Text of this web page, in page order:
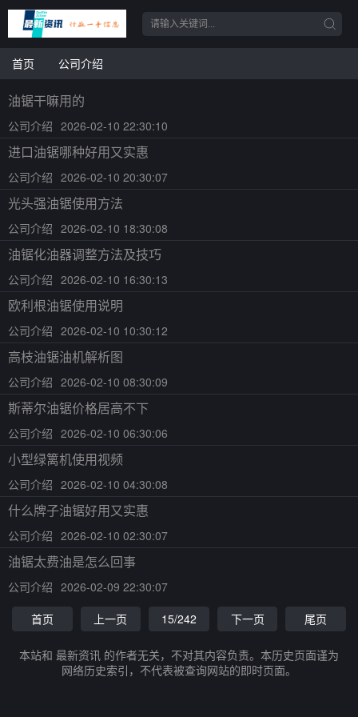
首页 公司介绍
油锯干嘛用的
公司介绍 2026-02-10 22:30:10
进口油锯哪种好用又实惠
公司介绍 2026-02-10 20:30:07
光头强油锯使用方法
公司介绍 2026-02-10 18:30:08
油锯化油器调整方法及技巧
公司介绍 2026-02-10 16:30:13
欧利根油锯使用说明
公司介绍 2026-02-10 10:30:12
高枝油锯油机解析图
公司介绍 2026-02-10 08:30:09
斯蒂尔油锯价格居高不下
公司介绍 2026-02-10 06:30:06
小型绿篱机使用视频
公司介绍 2026-02-10 04:30:08
什么牌子油锯好用又实惠
公司介绍 2026-02-10 02:30:07
油锯太费油是怎么回事
公司介绍 2026-02-09 22:30:07
首页
上一页 15/242 下一页 尾页
本站和 最新资讯 的作者无关，不对其内容负责。本历史页面谨为
网络历史索引，不代表被查询网站的即时页面。